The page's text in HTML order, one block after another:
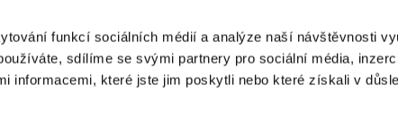
funkcí sociálních médií a analýze naší návštěvnosti
sdílíme se svými partnery pro sociální média,
informacemi, které jste jim poskytli nebo které získali v